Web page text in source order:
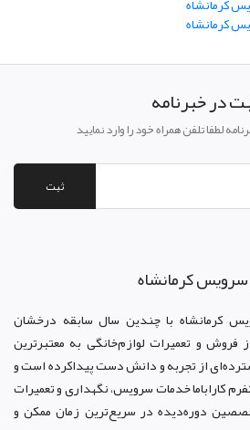
در خبرنامه
لطفا تلفن همراه خود را وارد نمایید
ثبت
کرمانشاه
کرمانشاه با چندین سال سابقه درخشان
و تعمیرات لوازم‌خانگی به معتبرترین
از تجربه و دانش دست پیداکرده است و
کاراباما خدمات سرویس، نگهداری و تعمیرات
دوره‌دیده در سریع‌ترین زمان ممکن و